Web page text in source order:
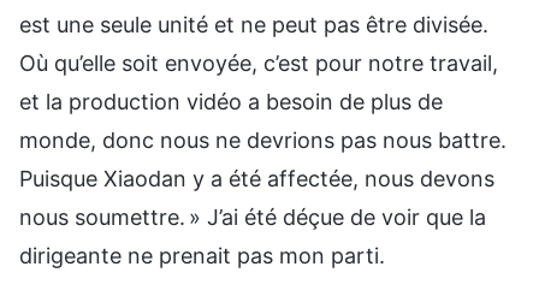
est une seule unité et ne peut pas être divisée.
Où qu’elle soit envoyée, c’est pour notre travail,
et la production vidéo a besoin de plus de
monde, donc nous ne devrions pas nous battre.
Puisque Xiaodan y a été affectée, nous devons
nous soumettre. » J’ai été déçue de voir que la
dirigeante ne prenait pas mon parti.